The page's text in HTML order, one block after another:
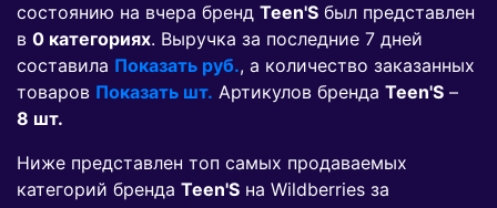
состоянию на вчера бренд Teen'S был представлен
в 0 категориях. Выручка за последние 7 дней
составила Показать руб., а количество заказанных
товаров Показать шт. Артикулов бренда Teen'S –
8 шт.
Ниже представлен топ самых продаваемых
категорий бренда Teen'S на Wildberries за